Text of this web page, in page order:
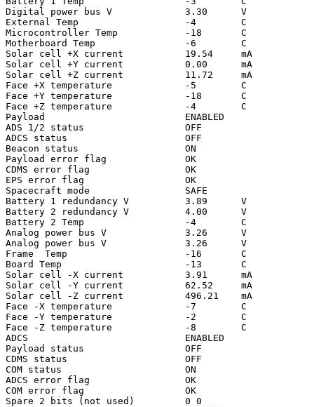
Digital power bus V             3.30      V
External Temp                   -4        C
Microcontroller Temp            -18       C
Motherboard Temp                -6        C
Solar cell +X current           19.54     mA
Solar cell +Y current           0.00      mA
Solar cell +Z current           11.72     mA
Face +X temperature             -5        C
Face +Y temperature             -18       C
Face +Z temperature             -4        C
Payload                         ENABLED
ADS 1/2 status                  OFF
ADCS status                     OFF
Beacon status                   ON
Payload error flag              OK
CDMS error flag                 OK
EPS error flag                  OK
Spacecraft mode                 SAFE
Battery 1 redundancy V          3.89      V
Battery 2 redundancy V          4.00      V
Battery 2 Temp                  -4        C
Analog power bus V              3.26      V
Analog power bus V              3.26      V
Frame  Temp                     -16       C
Board Temp                      -13       C
Solar cell -X current           3.91      mA
Solar cell -Y current           62.52     mA
Solar cell -Z current           496.21    mA
Face -X temperature             -7        C
Face -Y temperature             -2        C
Face -Z temperature             -8        C
ADCS                            ENABLED
Payload status                  OFF
CDMS status                     OFF
COM status                      ON
ADCS error flag                 OK
COM error flag                  OK
Spare 2 bits (not used)         0 0